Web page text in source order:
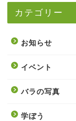
カテゴリー
お知らせ
イベント
バラの写真
学ぼう